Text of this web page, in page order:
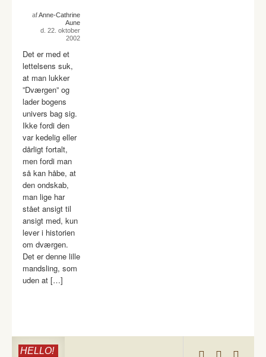
afAnne-Cathrine
Aune
d. 22. oktober
2002
Det er med et
lettelsens suk,
at man lukker
”Dværgen” og
lader bogens
univers bag sig.
Ikke fordi den
var kedelig eller
dårligt fortalt,
men fordi man
så kan håbe, at
den ondskab,
man lige har
stået ansigt til
ansigt med, kun
lever i historien
om dværgen.
Det er denne lille
mandsling, som
uden at […]
HELLO!